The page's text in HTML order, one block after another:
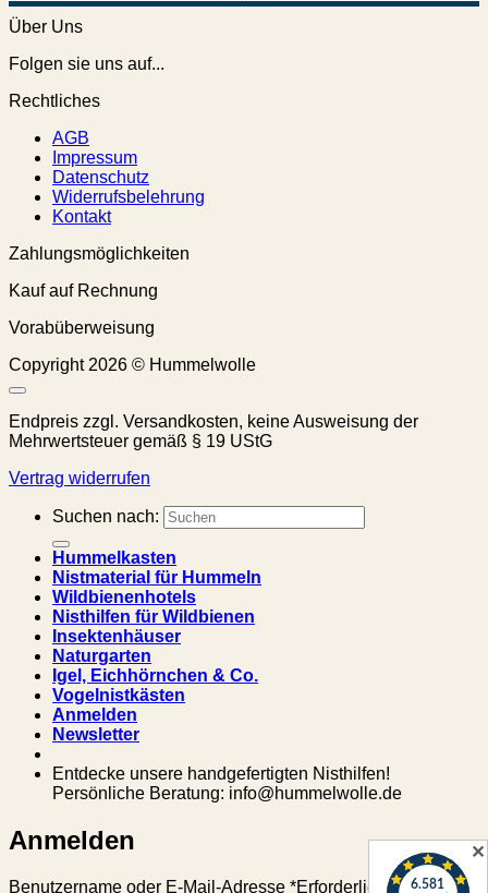
Über Uns
Folgen sie uns auf...
Rechtliches
AGB
Impressum
Datenschutz
Widerrufsbelehrung
Kontakt
Zahlungsmöglichkeiten
Kauf auf Rechnung
Vorabüberweisung
Copyright 2026 © Hummelwolle
Endpreis zzgl. Versandkosten, keine Ausweisung der
Mehrwertsteuer gemäß § 19 UStG
Vertrag widerrufen
Suchen nach:
Hummelkasten
Nistmaterial für Hummeln
Wildbienenhotels
Nisthilfen für Wildbienen
Insektenhäuser
Naturgarten
Igel, Eichhörnchen & Co.
Vogelnistkästen
Anmelden
Newsletter
Entdecke unsere handgefertigten Nisthilfen!
Persönliche Beratung: info@hummelwolle.de
Anmelden
Benutzername oder E-Mail-Adresse *Erforderlich
✕